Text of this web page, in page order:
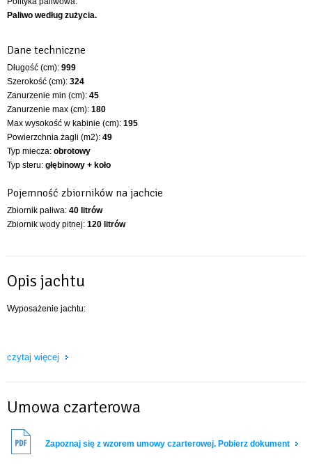
Paliwo według zużycia.
Dane techniczne
Długość (cm): 999
Szerokość (cm): 324
Zanurzenie min (cm): 45
Zanurzenie max (cm): 180
Max wysokość w kabinie (cm): 195
Powierzchnia żagli (m2): 49
Typ miecza: obrotowy
Typ steru: głębinowy + koło
Pojemność zbiorników na jachcie
Zbiornik paliwa: 40 litrów
Zbiornik wody pitnej: 120 litrów
Opis jachtu
Wyposażenie jachtu:
• lazy jack;
• drabinka zaburtowa na rufie;
• bimini kokpitowe (tent przeciwdeszczowy);
czytaj więcej
Umowa czarterowa
Zapoznaj się z wzorem umowy czarterowej. Pobierz dokument